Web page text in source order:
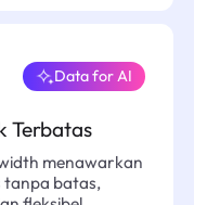
Terbatas
Data for AI
menawarkan
tanpa batas,